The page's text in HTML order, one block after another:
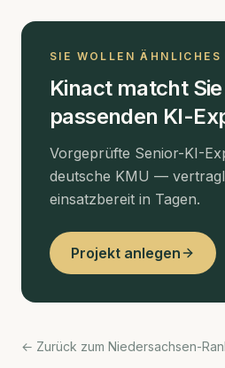
SIE WOLLEN ÄHNLICHES
Kinact matcht
passenden KI-
Vorgeprüfte Senior-KI-
deutsche KMU —
einsatzbereit in Tagen.
Projekt anlegen
← Zurück zum Niedersachsen-